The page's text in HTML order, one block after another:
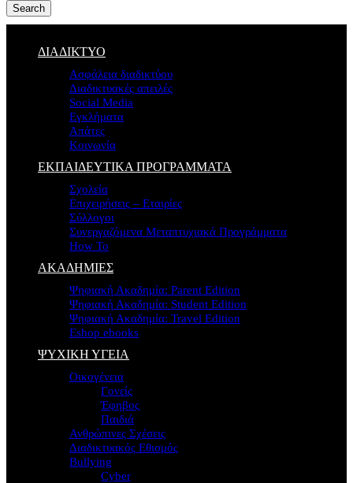
Search
ΔΙΑΔΙΚΤΥΟ
Ασφάλεια διαδικτύου
Διαδικτυακές απειλές
Social Media
Εγκλήματα
Απάτες
Κοινωνία
ΕΚΠΑΙΔΕΥΤΙΚΑ ΠΡΟΓΡΑΜΜΑΤΑ
Σχολεία
Επιχειρήσεις – Εταιρίες
Σύλλογοι
Συνεργαζόμενα Μεταπτυχιακά Προγράμματα
How To
ΑΚΑΔΗΜΙΕΣ
Ψηφιακή Ακαδημία: Parent Edition
Ψηφιακή Ακαδημία: Student Edition
Ψηφιακή Ακαδημία: Travel Edition
Eshop ebooks
ΨΥΧΙΚΗ ΥΓΕΙΑ
Οικογένεια
Γονείς
Έφηβος
Παιδιά
Ανθρώπινες Σχέσεις
Διαδικτυακός Εθισμός
Bullying
Cyber